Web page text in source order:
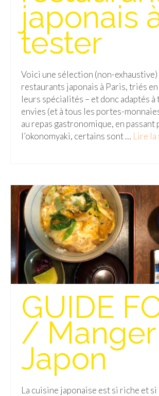
japonais
tester
Voici une sélection (non-exhaustive)
restaurants japonais à Paris, triés
leurs spécialités – et donc adaptés à
envies (et à tous les portes-
au repas gastronomique, en passant
l’okonomyaki, certains sont … Lire la
GUIDE
/
Japon
La cuisine japonaise est si riche et